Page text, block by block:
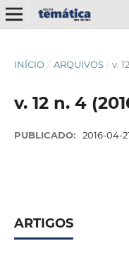
INÍCIO / ARQUIVOS / v.
v. 12 n. 4
PUBLICADO: 2016-04-
ARTIGOS